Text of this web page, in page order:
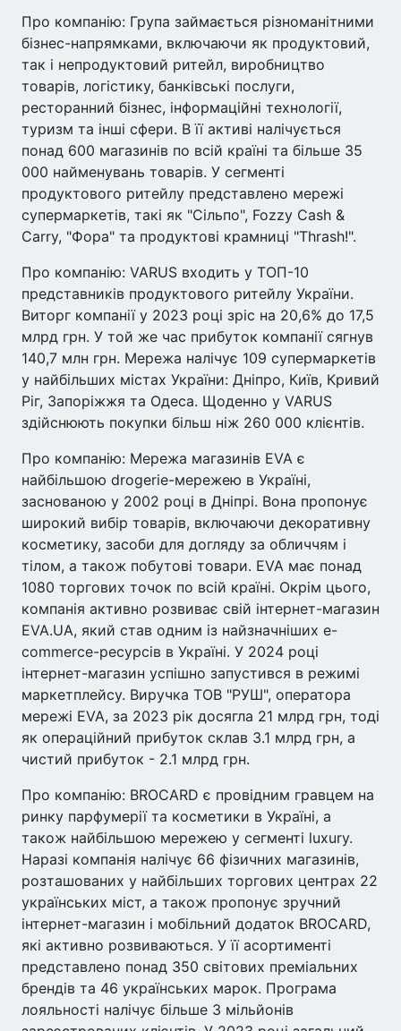
Про компанію: Група займається різноманітними
бізнес-напрямками, включаючи як продуктовий,
так і непродуктовий ритейл, виробництво
товарів, логістику, банківські послуги,
ресторанний бізнес, інформаційні технології,
туризм та інші сфери. В її активі налічується
понад 600 магазинів по всій країні та більше 35
000 найменувань товарів. У сегменті
продуктового ритейлу представлено мережі
супермаркетів, такі як "Сільпо", Fozzy Cash &
Carry, "Фора" та продуктові крамниці "Thrash!".
Про компанію: VARUS входить у ТОП-10
представників продуктового ритейлу України.
Виторг компанії у 2023 році зріс на 20,6% до 17,5
млрд грн. У той же час прибуток компанії сягнув
140,7 млн грн. Мережа налічує 109 супермаркетів
у найбільших містах України: Дніпро, Київ, Кривий
Ріг, Запоріжжя та Одеса. Щоденно у VARUS
здійснюють покупки більш ніж 260 000 клієнтів.
Про компанію: Мережа магазинів EVA є
найбільшою drogerie-мережею в Україні,
заснованою у 2002 році в Дніпрі. Вона пропонує
широкий вибір товарів, включаючи декоративну
косметику, засоби для догляду за обличчям і
тілом, а також побутові товари. EVA має понад
1080 торгових точок по всій країні. Окрім цього,
компанія активно розвиває свій інтернет-магазин
EVA.UA, який став одним із найзначніших e-
commerce-ресурсів в Україні. У 2024 році
інтернет-магазин успішно запустився в режимі
маркетплейсу. Виручка ТОВ "РУШ", оператора
мережі EVA, за 2023 рік досягла 21 млрд грн, тоді
як операційний прибуток склав 3.1 млрд грн, а
чистий прибуток - 2.1 млрд грн.
Про компанію: BROCARD є провідним гравцем на
ринку парфумерії та косметики в Україні, а
також найбільшою мережею у сегменті luxury.
Наразі компанія налічує 66 фізичних магазинів,
розташованих у найбільших торгових центрах 22
українських міст, а також пропонує зручний
інтернет-магазин і мобільний додаток BROCARD,
які активно розвиваються. У її асортименті
представлено понад 350 світових преміальних
брендів та 46 українських марок. Програма
лояльності налічує більше 3 мільйонів